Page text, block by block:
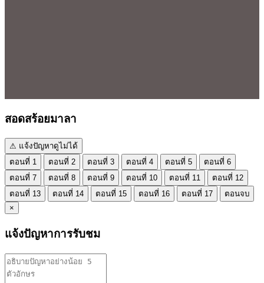
สอดสร้อยมาลา
⚠ แจ้งปัญหาดูไม่ได้
ตอนที่ 1
ตอนที่ 2 ตอนที่ 3 ตอนที่ 4 ตอนที่ 5
ตอนที่ 6
ตอนที่ 7
ตอนที่ 8 ตอนที่ 9 ตอนที่ 10 ตอนที่ 11
ตอนที่ 12
ตอนที่ 13
ตอนที่ 14 ตอนที่ 15 ตอนที่ 16 ตอนที่ 17
ตอนจบ
×
แจ้งปัญหาการรับชม